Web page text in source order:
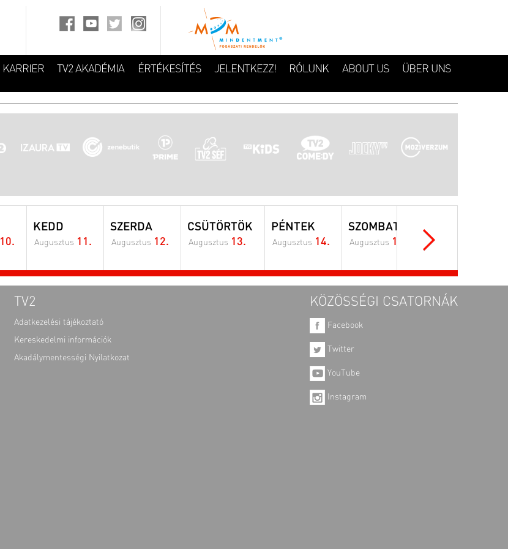
KARRIER TV2 AKADÉMIA ÉRTÉKESÍTÉS JELENTKEZZ! RÓLUNK ABOUT US ÜBER UNS
10.
KEDD
Augusztus 11.
SZERDA
Augusztus 12.
CSÜTÖRTÖK
Augusztus 13.
PÉNTEK
Augusztus 14.
SZOMBAT
Augusztus 15. Augusztus
TV2
Adatkezelési tájékoztató
Kereskedelmi információk
Akadálymentességi Nyilatkozat
KÖZÖSSÉGI CSATORNÁK
Facebook
Twitter
YouTube
Instagram